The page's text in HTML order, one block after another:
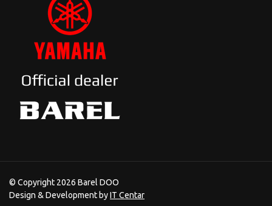
© Copyright 2026 Barel DOO
Design & Development byIT Centar